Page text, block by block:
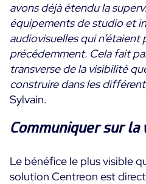
avons déjà étendu la
équipements de studio et
audiovisuelles qui n’étaient
précédemment. Cela fait
transverse de la visibilité
construire dans les
Sylvain.
Communiquer sur la
Le bénéfice le plus visible
solution Centreon est